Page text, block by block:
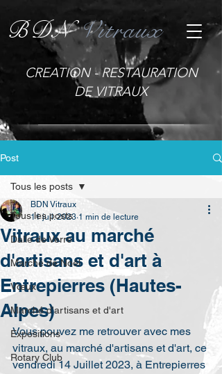
BDNVitraux
CREATION - RESTAURATION
DE VITRAUX
Post
Tous les posts
Dalle de Verre
Marché de Noël
Vœux
Marché d'artisans et d'art
Expositions
Rotary Club
Tous les posts
Vitraux au marché
d'artisans et d'art à
Entrepierres (Hautes-
Alpes)
BDN Vitraux
11 juil. 2023 1 min de lecture
Vous pouvez me retrouver avec mes
vitraux, au marché d'artisans et d'art, ce
vendredi 14 Juillet 2023, à Entrepierres